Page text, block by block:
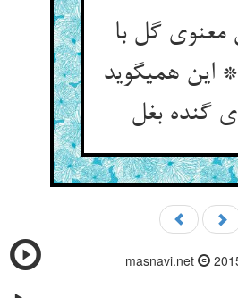
معنوی گل با
همی‏گوید
گنده بغل‏
masnavi.net